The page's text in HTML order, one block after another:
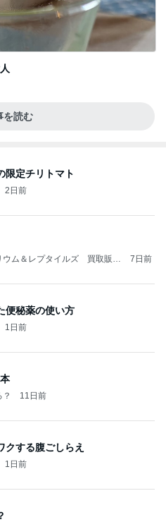
を読む
限定チリトマト
2日前
ウム＆レプタイルズ 買取販売
7日前
便秘薬の使い方
1日前
11日前
クする腹ごしらえ
1日前